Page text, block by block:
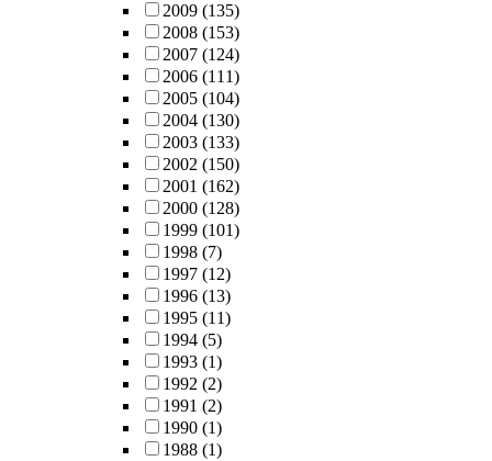
2009 (135)
2008 (153)
2007 (124)
2006 (111)
2005 (104)
2004 (130)
2003 (133)
2002 (150)
2001 (162)
2000 (128)
1999 (101)
1998 (7)
1997 (12)
1996 (13)
1995 (11)
1994 (5)
1993 (1)
1992 (2)
1991 (2)
1990 (1)
1988 (1)